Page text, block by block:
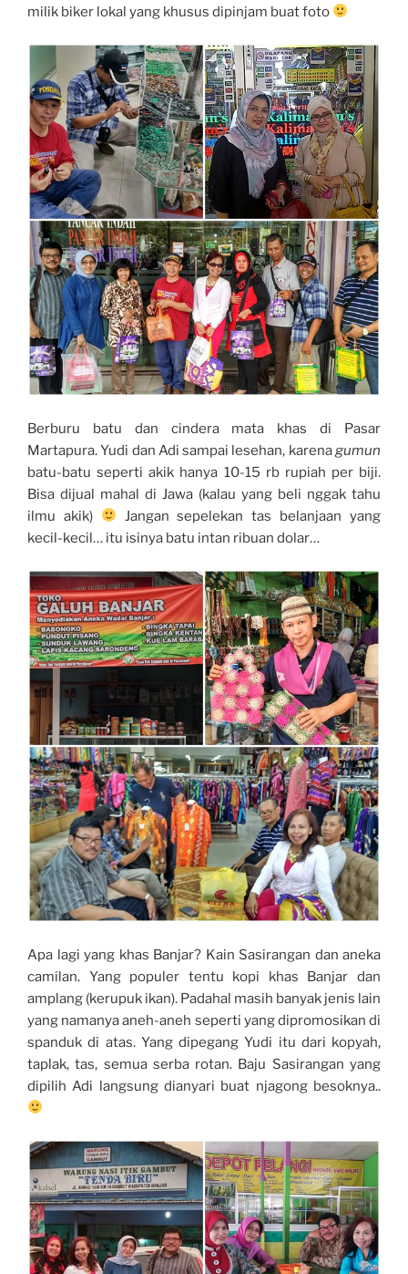
milik biker lokal yang khusus dipinjam buat foto
Berburu batu dan cindera mata khas di Pasar
Martapura. Yudi dan Adi sampai lesehan, karenagumun
batu-batu seperti akik hanya 10-15 rb rupiah per biji.
Bisa dijual mahal di Jawa (kalau yang beli nggak tahu
ilmu akik)
Jangan sepelekan tas belanjaan yang
kecil-kecil… itu isinya batu intan ribuan dolar…
Apa lagi yang khas Banjar? Kain Sasirangan dan aneka
camilan. Yang populer tentu kopi khas Banjar dan
amplang (kerupuk ikan). Padahal masih banyak jenis lain
yang namanya aneh-aneh seperti yang dipromosikan di
spanduk di atas. Yang dipegang Yudi itu dari kopyah,
taplak, tas, semua serba rotan. Baju Sasirangan yang
dipilih Adi langsung dianyari buat njagong besoknya..